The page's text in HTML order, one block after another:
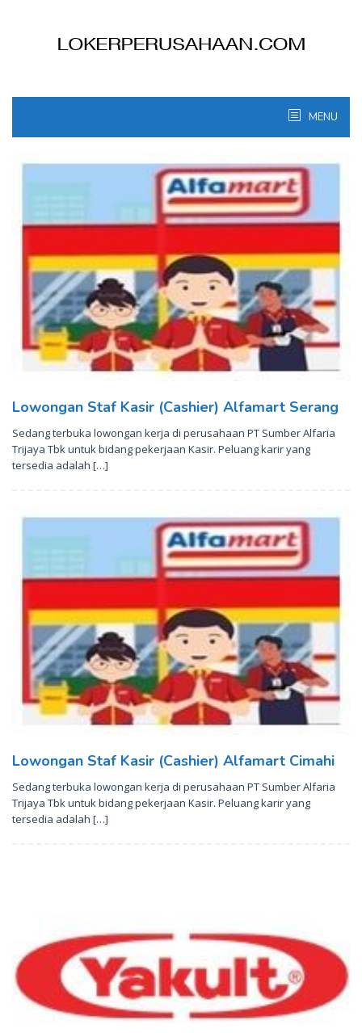
MENU
Lokerperusahaan.com
Lowongan Staf Kasir (Cashier) Alfamart Serang
Sedang terbuka lowongan kerja di perusahaan PT Sumber Alfaria
Trijaya Tbk untuk bidang pekerjaan Kasir. Peluang karir yang
tersedia adalah […]
Lowongan Staf Kasir (Cashier) Alfamart Cimahi
Sedang terbuka lowongan kerja di perusahaan PT Sumber Alfaria
Trijaya Tbk untuk bidang pekerjaan Kasir. Peluang karir yang
tersedia adalah […]